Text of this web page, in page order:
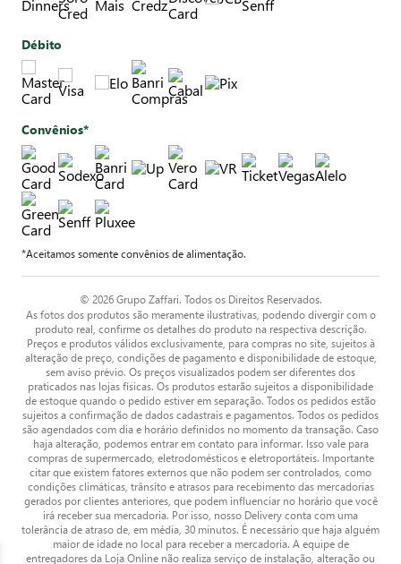
Débito
Convênios*
*Aceitamos somente convênios de alimentação.
© 2026 Grupo Zaffari. Todos os Direitos Reservados.
As fotos dos produtos são meramente ilustrativas, podendo divergir com o
produto real, confirme os detalhes do produto na respectiva descrição.
Preços e produtos válidos exclusivamente, para compras no site, sujeitos à
alteração de preço, condições de pagamento e disponibilidade de estoque,
sem aviso prévio. Os preços visualizados podem ser diferentes dos
praticados nas lojas físicas. Os produtos estarão sujeitos a disponibilidade
de estoque quando o pedido estiver em separação. Todos os pedidos estão
sujeitos a confirmação de dados cadastrais e pagamentos. Todos os pedidos
são agendados com dia e horário definidos no momento da transação. Caso
haja alteração, podemos entrar em contato para informar. Isso vale para
compras de supermercado, eletrodomésticos e eletroportáteis. Importante
citar que existem fatores externos que não podem ser controlados, como
condições climáticas, trânsito e atrasos para recebimento das mercadorias
gerados por clientes anteriores, que podem influenciar no horário que você
irá receber sua mercadoria. Por isso, nosso Delivery conta com uma
tolerância de atraso de, em média, 30 minutos. É necessário que haja alguém
maior de idade no local para receber a mercadoria. A equipe de
entregadores da Loja Online não realiza serviço de instalação, alteração ou